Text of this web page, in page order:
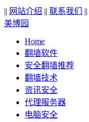
|| 网站介绍 || 联系我们 ||
美博园
Home
翻墙软件
安全翻墙推荐
翻墙技术
资讯安全
代理服务器
电脑安全